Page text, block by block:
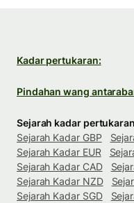
Kadar pertukaran:
Pindahan wang
Sejarah kadar
Sejarah Kadar GBP
Sejarah Kadar EUR
Sejarah Kadar CAD
Sejarah Kadar NZD
Sejarah Kadar SGD